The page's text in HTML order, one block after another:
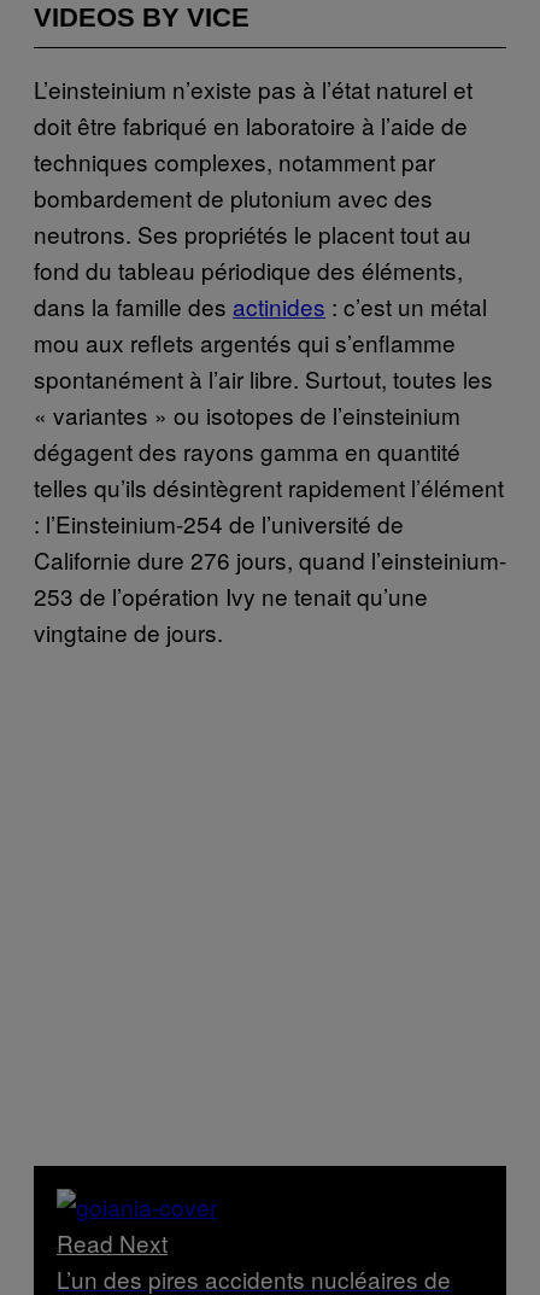
VIDEOS BY VICE
L’einsteinium n’existe pas à l’état naturel et
doit être fabriqué en laboratoire à l’aide de
techniques complexes, notamment par
bombardement de plutonium avec des
neutrons. Ses propriétés le placent tout au
fond du tableau périodique des éléments,
dans la famille des actinides : c’est un métal
mou aux reflets argentés qui s’enflamme
spontanément à l’air libre. Surtout, toutes les
« variantes » ou isotopes de l’einsteinium
dégagent des rayons gamma en quantité
telles qu’ils désintègrent rapidement l’élément
: l’Einsteinium-254 de l’université de
Californie dure 276 jours, quand l’einsteinium-
253 de l’opération Ivy ne tenait qu’une
vingtaine de jours.
Read Next
L’un des pires accidents nucléaires de